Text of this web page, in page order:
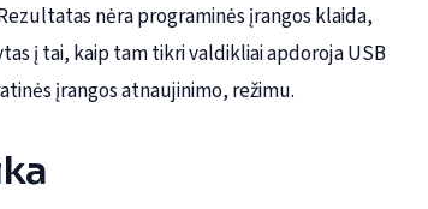
nėra programinės įrangos klaida,
į tai, kaip tam tikri valdikliai apdoroja USB
įrangos atnaujinimo, režimu.